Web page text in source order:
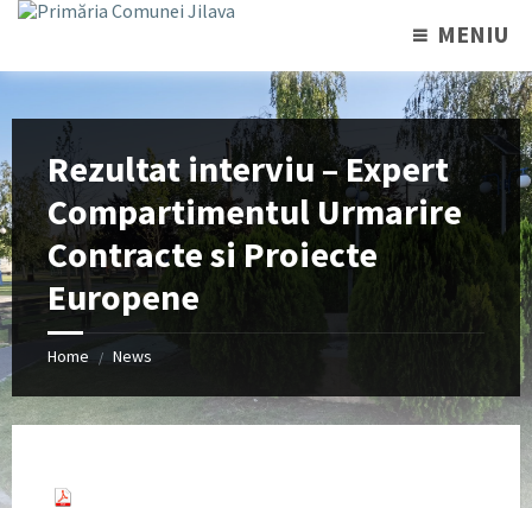
MENIU
Rezultat interviu – Expert
Compartimentul Urmarire
Contracte si Proiecte
Europene
Home / News